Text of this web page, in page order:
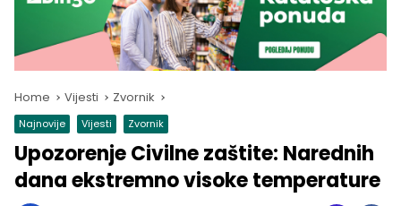
Home Vijesti Zvornik
Najnovije Vijesti Zvornik
Upozorenje Civilne zaštite: Narednih
dana ekstremno visoke temperature